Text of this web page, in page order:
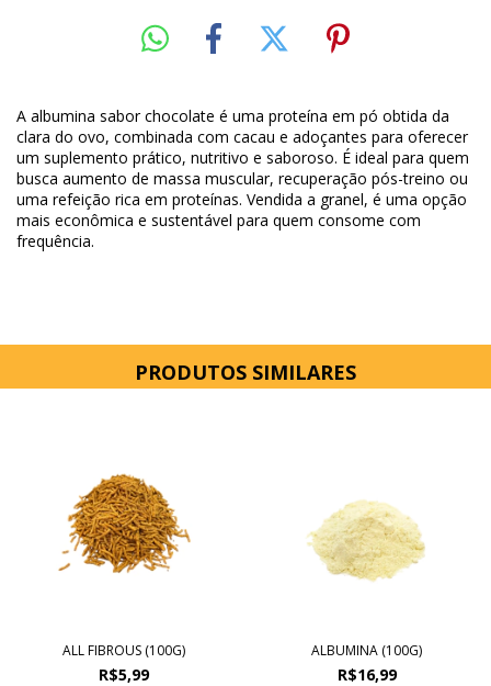
A albumina sabor chocolate é uma proteína em pó obtida da
clara do ovo, combinada com cacau e adoçantes para oferecer
um suplemento prático, nutritivo e saboroso. É ideal para quem
busca aumento de massa muscular, recuperação pós-treino ou
uma refeição rica em proteínas. Vendida a granel, é uma opção
mais econômica e sustentável para quem consome com
frequência.
PRODUTOS SIMILARES
ALL FIBROUS (100G)
R$5,99
ALBUMINA (100G)
R$16,99